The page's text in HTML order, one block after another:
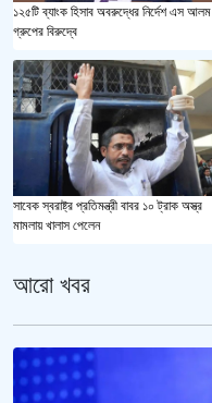
১২৫টি ব্যাংক হিসাব অবরুদ্ধের নির্দেশ এস আলম
গ্রুপের বিরুদ্বে
সাবেক স্বরাষ্ট্র প্রতিমন্ত্রী বাবর ১০ ট্রাক অস্ত্র
মামলায় খালাস পেলেন
আরো খবর